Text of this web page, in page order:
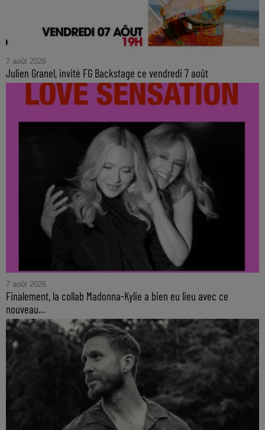
7 août 2026
Julien Granel, invité FG Backstage ce vendredi 7 août
7 août 2026
Finalement, la collab Madonna-Kylie a bien eu lieu avec ce
nouveau...